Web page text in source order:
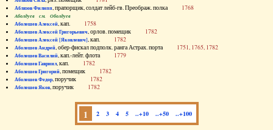
Аблязов Филипп, прапорщик, солдат лейб-гв. Преображ. полка 1768
Аболдуев см. Оболдуев
Аболешев Алексей, кап. 1758
Аболешев Алексей Григорьевич, орлов. помещик 1782
Аболешев Алексей [Яковлевич], кап. 1782
Аболешев Андрей, обер-фискал подполк. ранга Астрах. порта 1751, 1765, 1782
Аболешев Василий, кап.-лейт. флота 1779
Аболешев Гавриил, кап. 1782
Аболешев Григорий, помещик 1782
Аболешев Федор, поручик 1782
Аболешев Яков, поручик 1782
1 2 3 4 5 ..+10 ..+50 ..+100